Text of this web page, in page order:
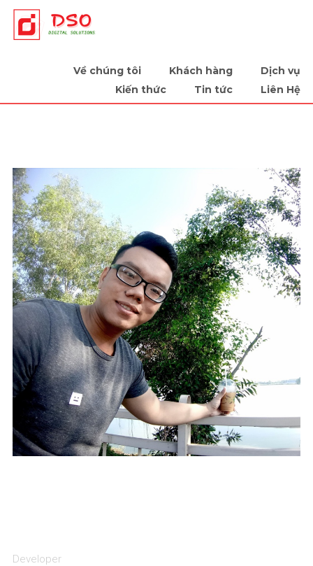
Tiếp sức cùng doanh nghiệp
Về chúng tôi Khách hàng
Dịch vụ
Kiến thức
Tin tức Liên Hệ
Developer